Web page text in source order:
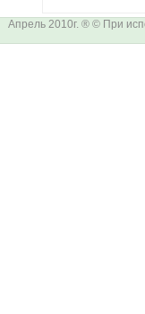
Апрель 2010г. ® © При